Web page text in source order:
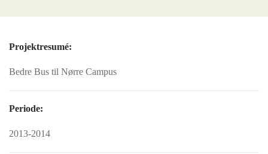
Projektresumé:
Bedre Bus til Nørre Campus
Periode:
2013-2014